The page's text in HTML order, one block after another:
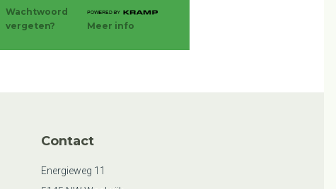
Wachtwoord
vergeten?
Meer info
Contact
Energieweg 11